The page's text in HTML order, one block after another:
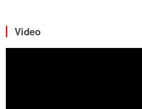
Video